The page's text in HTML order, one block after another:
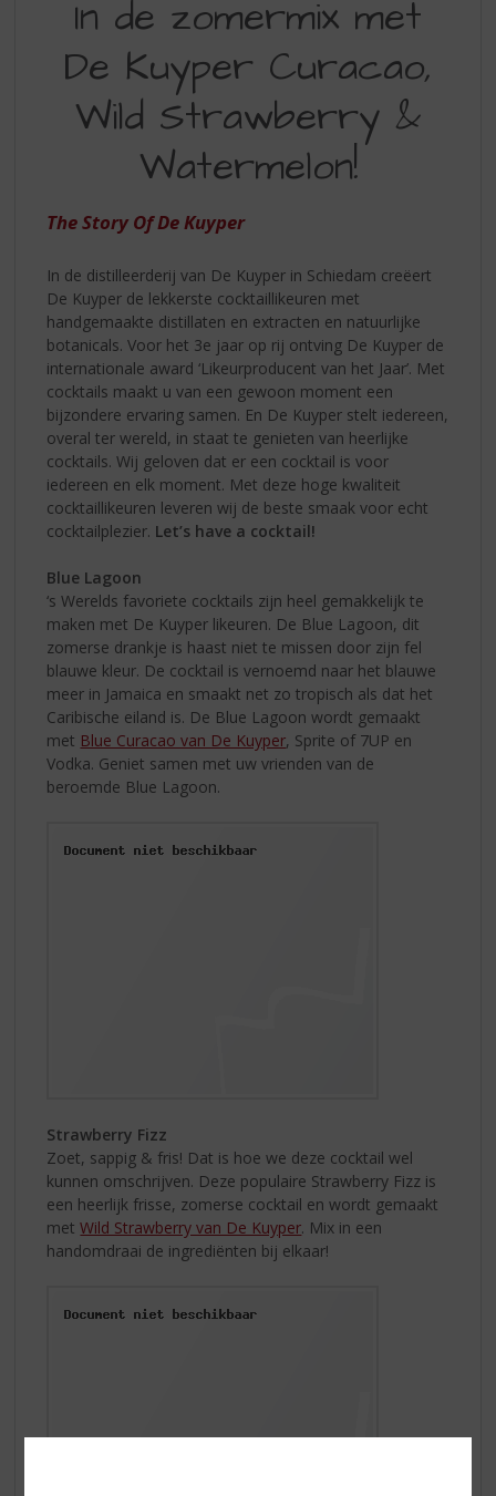
DE
ZOMERMIX
MET
KUYPER
WILD
STRAWBERRY
WATERMELON
In de zomermix met
De Kuyper Curacao,
Wild Strawberry &
Watermelon!
The Story Of De Kuyper
In de distilleerderij van De Kuyper in Schiedam creëert
De Kuyper de lekkerste cocktaillikeuren met
handgemaakte distillaten en extracten en natuurlijke
botanicals. Voor het 3e jaar op rij ontving De Kuyper de
internationale award ‘Likeurproducent van het Jaar’. Met
cocktails maakt u van een gewoon moment een
bijzondere ervaring samen. En De Kuyper stelt iedereen,
overal ter wereld, in staat te genieten van heerlijke
cocktails. Wij geloven dat er een cocktail is voor
iedereen en elk moment. Met deze hoge kwaliteit
cocktaillikeuren leveren wij de beste smaak voor echt
cocktailplezier. Let’s have a cocktail!
Blue Lagoon
‘s Werelds favoriete cocktails zijn heel gemakkelijk te
maken met De Kuyper likeuren. De Blue Lagoon, dit
zomerse drankje is haast niet te missen door zijn fel
blauwe kleur. De cocktail is vernoemd naar het blauwe
meer in Jamaica en smaakt net zo tropisch als dat het
Caribische eiland is. De Blue Lagoon wordt gemaakt
met Blue Curacao van De Kuyper, Sprite of 7UP en
Vodka. Geniet samen met uw vrienden van de
beroemde Blue Lagoon.
Strawberry Fizz
Zoet, sappig & fris! Dat is hoe we deze cocktail wel
kunnen omschrijven. Deze populaire Strawberry Fizz is
een heerlijk frisse, zomerse cocktail en wordt gemaakt
metWild Strawberry van De Kuyper. Mix in een
handomdraai de ingrediënten bij elkaar!